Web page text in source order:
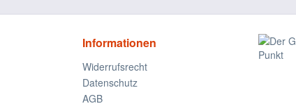
Informationen
Widerrufsrecht
Datenschutz
AGB